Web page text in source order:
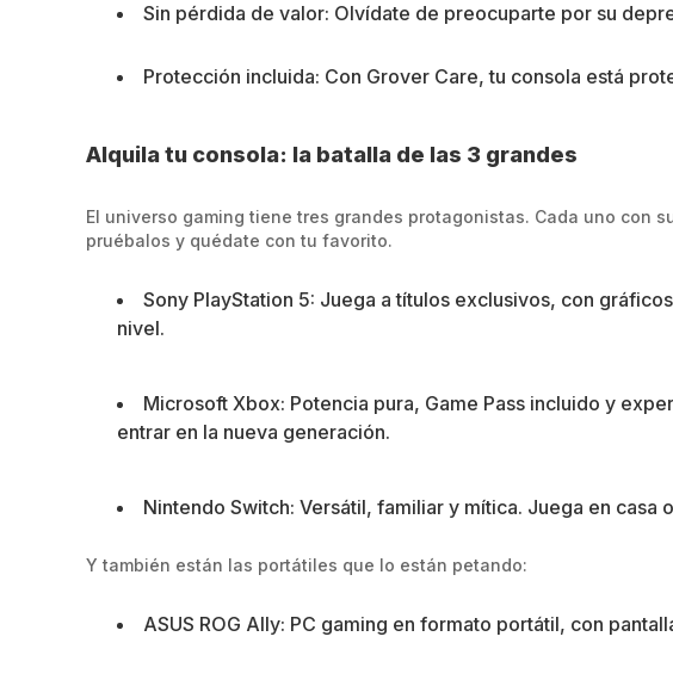
Sin pérdida de valor: Olvídate de preocuparte por su
Protección incluida: Con Grover Care, tu consola está
Alquila tu consola: la batalla de las 3 grandes
El universo gaming tiene tres grandes protagonistas. Cada uno con
pruébalos y quédate con tu favorito.
Sony PlayStation 5: Juega a títulos exclusivos, con
nivel.
Microsoft Xbox: Potencia pura, Game Pass incluido y
entrar en la nueva generación.
Nintendo Switch: Versátil, familiar y mítica. Juega en
Y también están las portátiles que lo están petando:
ASUS ROG Ally: PC gaming en formato portátil, con